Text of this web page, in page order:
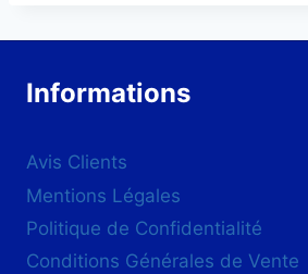
Informations
Avis Clients
Mentions Légales
Politique de Confidentialité
Conditions Générales de Vente